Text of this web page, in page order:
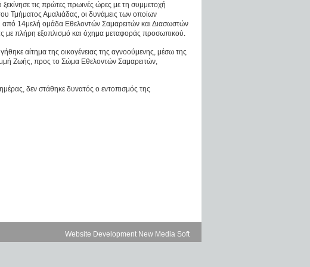
ξεκίνησε τις πρώτες πρωινές ώρες με τη συμμετοχή
Τμήματος Αμαλιάδας, οι δυνάμεις των οποίων
από 14μελή ομάδα Εθελοντών Σαμαρειτών και Διασωστών
με πλήρη εξοπλισμό και όχημα μεταφοράς προσωπικού.
αίτημα της οικογένειας της αγνοούμενης, μέσω της
Ζωής, προς το Σώμα Εθελοντών Σαμαρειτών,
δεν στάθηκε δυνατός ο εντοπισμός της
Website Development New Media Soft